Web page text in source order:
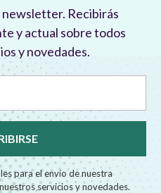
Recibirás
y actual sobre todos
y novedades.
para el envío de nuestra
servicios y novedades.